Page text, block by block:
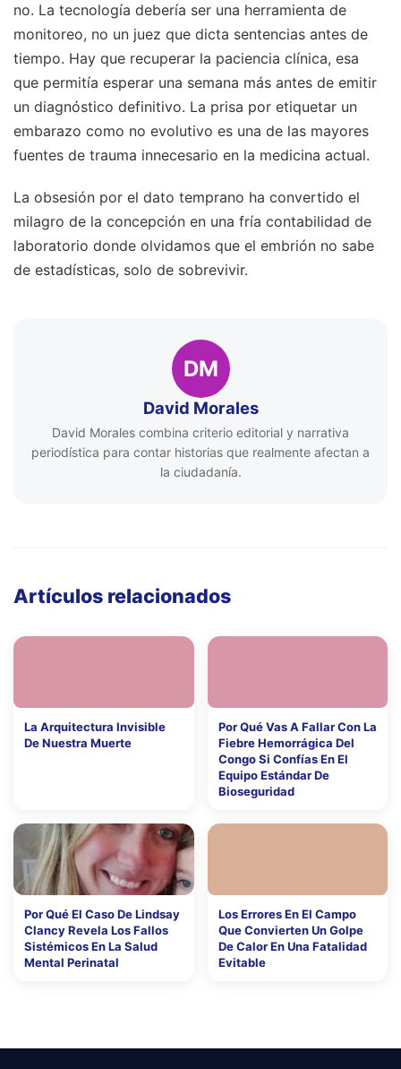
no. La tecnología debería ser una herramienta de
monitoreo, no un juez que dicta sentencias antes de
tiempo. Hay que recuperar la paciencia clínica, esa
que permitía esperar una semana más antes de emitir
un diagnóstico definitivo. La prisa por etiquetar un
embarazo como no evolutivo es una de las mayores
fuentes de trauma innecesario en la medicina actual.
La obsesión por el dato temprano ha convertido el
milagro de la concepción en una fría contabilidad de
laboratorio donde olvidamos que el embrión no sabe
de estadísticas, solo de sobrevivir.
DM
David Morales
David Morales combina criterio editorial y narrativa
periodística para contar historias que realmente afectan a
la ciudadanía.
Artículos relacionados
La Arquitectura Invisible
De Nuestra Muerte
Por Qué Vas A Fallar Con La
Fiebre Hemorrágica Del
Congo Si Confías En El
Equipo Estándar De
Bioseguridad
Por Qué El Caso De Lindsay
Clancy Revela Los Fallos
Sistémicos En La Salud
Mental Perinatal
Los Errores En El Campo
Que Convierten Un Golpe
De Calor En Una Fatalidad
Evitable